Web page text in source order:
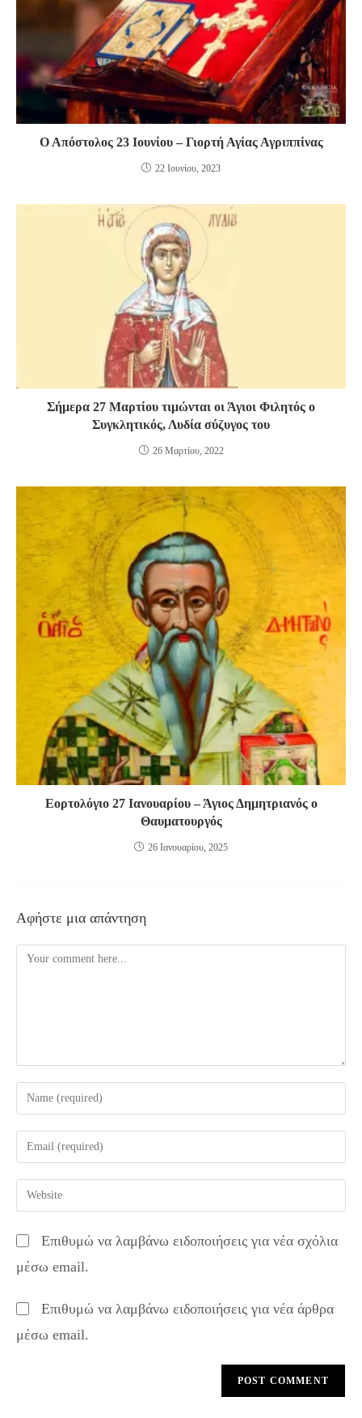
Ο Απόστολος 23 Ιουνίου – Γιορτή Αγίας Αγριππίνας
22 Ιουνίου, 2023
Σήμερα 27 Μαρτίου τιμώνται οι Άγιοι Φιλητός ο
Συγκλητικός, Λυδία σύζυγος του
26 Μαρτίου, 2022
Εορτολόγιο 27 Ιανουαρίου – Άγιος Δημητριανός ο
Θαυματουργός
26 Ιανουαρίου, 2025
Αφήστε μια απάντηση
Comment
Enter
your
name
comment
Enter
your
email
address
comment
Enter
your
URL
(optional)
Επιθυμώ να λαμβάνω ειδοποιήσεις για νέα σχόλια
μέσω email.
Επιθυμώ να λαμβάνω ειδοποιήσεις για νέα άρθρα
μέσω email.